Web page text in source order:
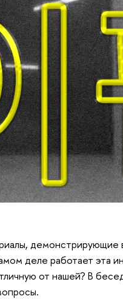
деле работает эта
от нашей? В